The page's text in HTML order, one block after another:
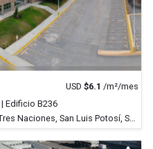
USD $6.1 /m²/mes
| Edificio B236
Parque Industrial Tres Naciones, San Luis Potosí, San Luis Potosí